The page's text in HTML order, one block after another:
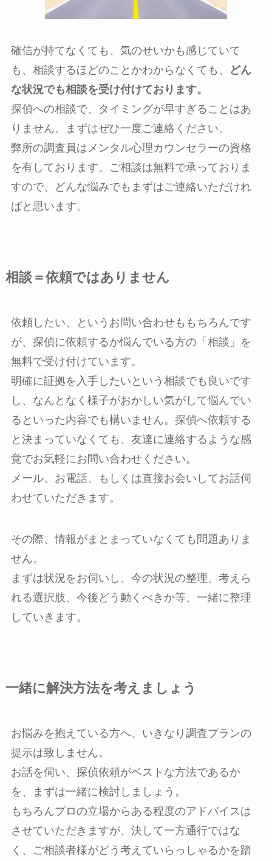
確信が持てなくても、気のせいかも感じていて
も、相談するほどのことかわからなくても、
どん
な状況でも相談を受け付けております。
探偵への相談で、タイミングが早すぎることはあ
りません。まずはぜひ一度ご連絡ください。
弊所の調査員はメンタル心理カウンセラーの資格
を有しております。ご相談は無料で承っておりま
すので、どんな悩みでもまずはご連絡いただけれ
ばと思います。
相談＝依頼ではありません
依頼したい、というお問い合わせももちろんです
が、探偵に依頼するか悩んでいる方の「相談」を
無料で受け付けています。
明確に証拠を入手したいという相談でも良いです
し、なんとなく様子がおかしい気がして悩んでい
るといった内容でも構いません。探偵へ依頼する
と決まっていなくても、友達に連絡するような感
覚でお気軽にお問い合わせください。
メール、お電話、もしくは直接お会いしてお話伺
わせていただきます。
その際、情報がまとまっていなくても問題ありま
せん。
まずは状況をお伺いし、今の状況の整理、考えら
れる選択肢、今後どう動くべきか等、一緒に整理
していきます。
一緒に解決方法を考えましょう
お悩みを抱えている方へ、いきなり調査プランの
提示は致しません。
お話を伺い、探偵依頼がベストな方法であるか
を、まずは一緒に検討しましょう。
もちろんプロの立場からある程度のアドバイスは
させていただきますが、決して一方通行ではな
く、ご相談者様がどう考えていらっしゃるかを踏